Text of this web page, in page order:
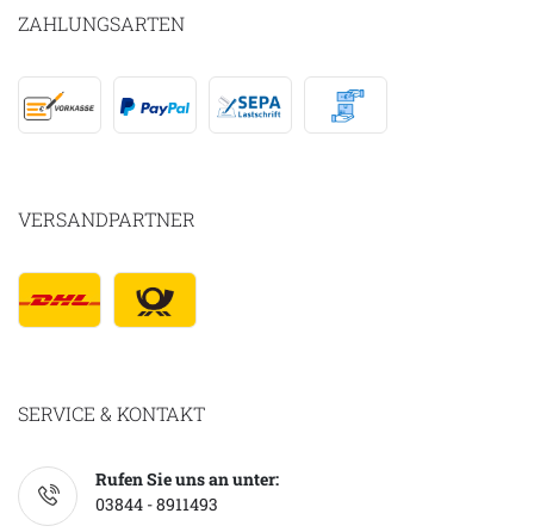
ZAHLUNGSARTEN
VERSANDPARTNER
SERVICE & KONTAKT
Rufen Sie uns an unter:
03844 - 8911493